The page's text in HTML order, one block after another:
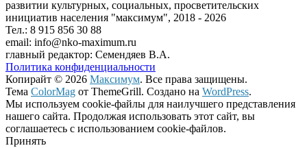
развитии культурных, социальных, просветительских
инициатив населения "максимум", 2018 - 2026
Тел.: 8 915 856 30 88
email: info@nko-maximum.ru
главный редактор: Семендяев В.А.
Политика конфиденциальности
Копирайт © 2026 Максимум. Все права защищены.
Тема ColorMag от ThemeGrill. Создано на WordPress.
Мы используем cookie-файлы для наилучшего представления
нашего сайта. Продолжая использовать этот сайт, вы
соглашаетесь с использованием cookie-файлов.
Принять